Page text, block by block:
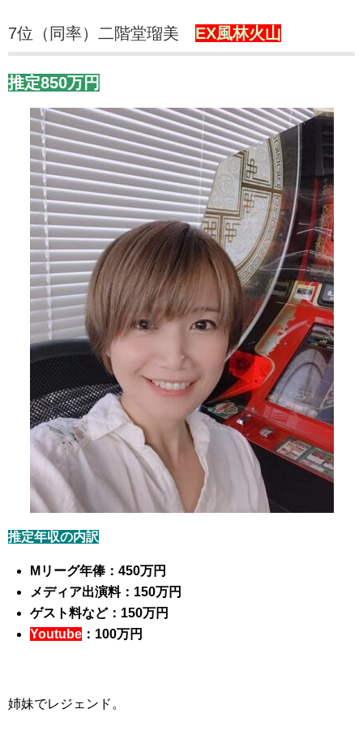
7位（同率）二階堂瑠美 EX風林火山
推定850万円
推定年収の内訳
Mリーグ年俸：450万円
メディア出演料：150万円
ゲスト料など：150万円
Youtube ：100万円
姉妹でレジェンド。